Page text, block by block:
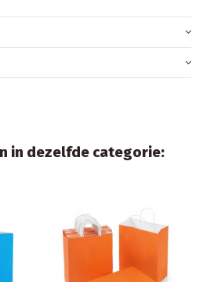
in dezelfde categorie: